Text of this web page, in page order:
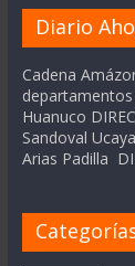
Diario
Cadena
Huanuco
Sandoval
Arias Padilla